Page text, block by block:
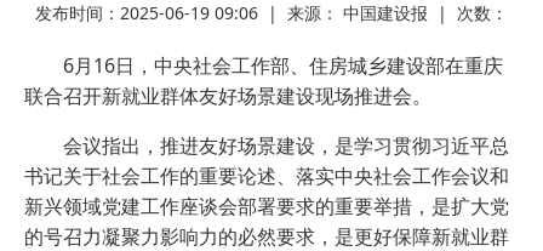
发布时间：2025-06-19 09:06 | 来源： 中国建设报 | 次数：
6月16日，中央社会工作部、住房城乡建设部在重庆
联合召开新就业群体友好场景建设现场推进会。
会议指出，推进友好场景建设，是学习贯彻习近平总
书记关于社会工作的重要论述、落实中央社会工作会议和
新兴领域党建工作座谈会部署要求的重要举措，是扩大党
的号召力凝聚力影响力的必然要求，是更好保障新就业群